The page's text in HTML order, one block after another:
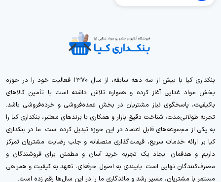
بنکداری کیا با بیش از سه دهه سابقه، از سال ۱۳۷۰ فعالیت خود را در حوزه
پخش مواد غذایی آغاز کرده و همواره تلاش داشته است با تأمین کالاهای
باکیفیت، پاسخگوی نیاز مشتریان در بخش عمده‌فروشی و خرده‌فروشی باشد.
تجربه طولانی‌مدت، شناخت دقیق بازار و همکاری با برندهای معتبر، بنکداری کیا را
به یکی از مجموعه‌های قابل اعتماد در این حوزه تبدیل کرده است. ما در بنکداری
کیا بر ارائه خدمات سریع، قیمت‌گذاری منصفانه و جلب رضایت مشتریان تمرکز
داریم و هدفمان ایجاد یک تجربه خرید آسان و مطمئن برای فروشندگان و
مصرف‌کنندگان نهایی است. پایبندی به اصول حرفه‌ای، تعهد به کیفیت و همراهی
مستمر با مشتریان، مسیر رشد و ماندگاری ما را در این سال‌ها رقم زده است.